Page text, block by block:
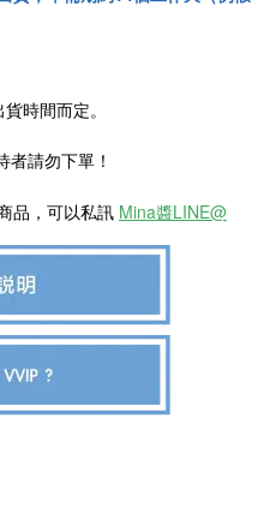
時間而定。
者請勿下單！
品，可以私訊 Mina醬LINE@